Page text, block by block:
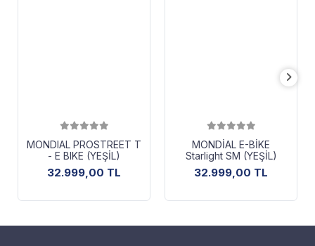
MONDIAL PROSTREET T
- E BIKE (YEŞİL)
32.999,00 TL
MONDİAL E-BİKE
Starlight SM (YEŞİL)
32.999,00 TL